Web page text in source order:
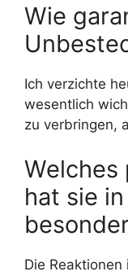
Wie
Ich verzichte
wesentlich
zu verbringen,
Welches
hat sie
Die